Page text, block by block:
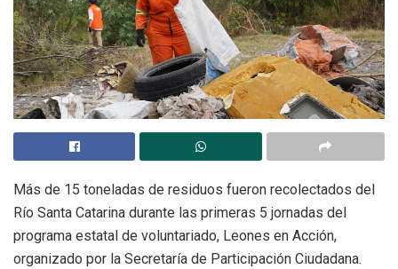
Más de 15 toneladas de residuos fueron recolectados del
Río Santa Catarina durante las primeras 5 jornadas del
programa estatal de voluntariado, Leones en Acción,
organizado por la Secretaría de Participación Ciudadana.